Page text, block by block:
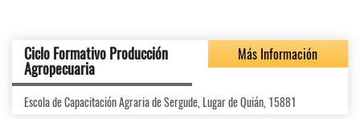
Ciclo Formativo Producción
Agropecuaria
Más Información
Escola de Capacitación Agraria de Sergude, Lugar de Quián, 15881